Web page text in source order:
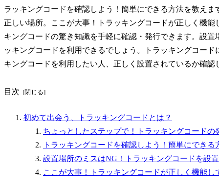
ラッキングコードを確認しよう！簡単にできる方法を教え
正しい場所。ここが大事！トラッキングコードが正しく機
キングコードの驚き知識を手軽に確認・発行できます。設
ッキングコードを利用できるでしょう。トラッキングコー
キングコードを利用したい人、正しく設置されているか確
目次
初めて出会う、トラッキングコードとは？
ちょっとしたステップで！トラッキングコードの
トラッキングコードを確認しよう！簡単にできる
設置場所のミスはNG！トラッキングコードを設
ここが大事！トラッキングコードが正しく機能し